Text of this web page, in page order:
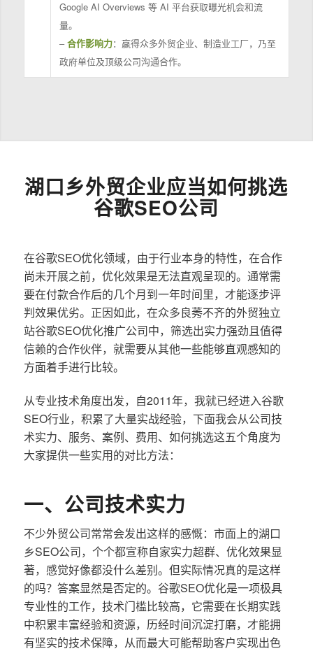
Google AI Overviews 等 AI 平台获取曝光机会和流
量。
–合作影响力：赢得众多外贸企业、制造业工厂，乃至
政府单位及顶级公司沟通合作。
湖口乡外贸企业应当如何挑选
谷歌SEO公司
在谷歌SEO优化领域，由于行业本身的特性，在合作
尚未开展之前，优化效果是无法直观呈现的。通常需
要在付款合作后的几个月到一年时间里，才能逐步评
判效果优劣。正因如此，在众多良莠不齐的外贸独立
站谷歌SEO优化推广公司中，筛选出实力强劲且值得
信赖的合作伙伴，就需要从其他一些能够直观感知的
方面着手进行比较。
从专业技术角度出发，自2011年，我就已经进入谷歌
SEO行业，积累了大量实战经验，下面我会从公司技
术实力、服务、案例、费用、如何挑选这五个角度为
大家提供一些实用的对比方法：
一、公司技术实力
不少外贸公司常常会发出这样的感慨：市面上的湖口
乡SEO公司，个个都宣称自家实力超群、优化效果显
著，感觉好像都没什么差别。但实际情况真的是这样
的吗？答案显然是否定的。谷歌SEO优化是一项极具
专业性的工作，技术门槛比较高，它需要在长期实践
中积累丰富经验和资源，历经时间沉淀打磨，才能拥
有坚实的技术保障，从而最大可能帮助客户实现出色